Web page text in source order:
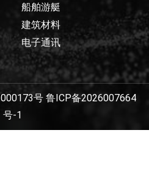
船舶游艇
建筑材料
电子通讯
号 鲁ICP备2026007664
号-1